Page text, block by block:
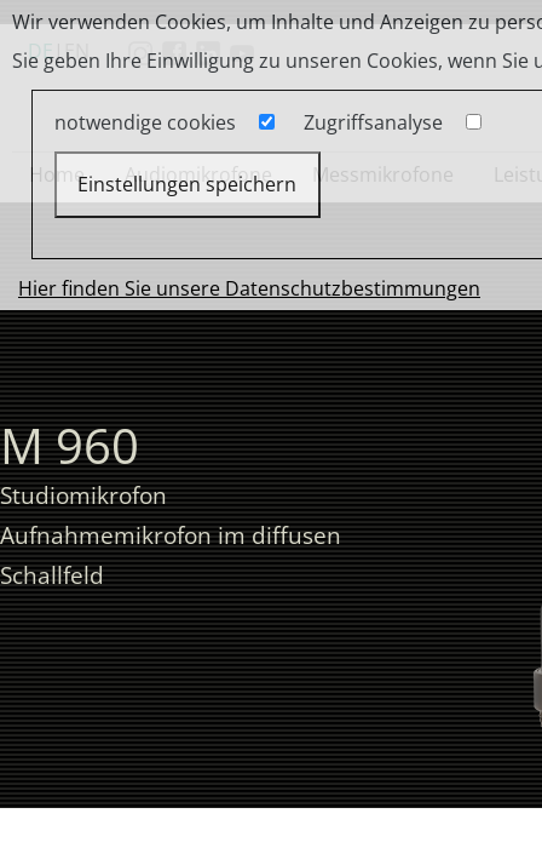
Wir verwenden Cookies, um Inhalte und Anzeigen zu
Sie geben Ihre Einwilligung zu unseren Cookies, wenn
notwendige cookies Zugriffsanalyse
Einstellungen speichern
Hier finden Sie unsere Datenschutzbestimmungen
DE|EN
Home Audiomikrofone Messmikrofone
M 960
Studiomikrofon
Aufnahmemikrofon im diffusen
Schallfeld